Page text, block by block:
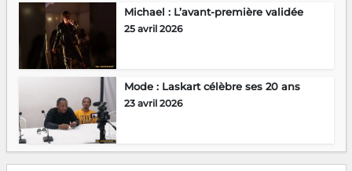
Michael : L’avant-première validée
25 avril 2026
Mode : Laskart célèbre ses 20 ans
23 avril 2026